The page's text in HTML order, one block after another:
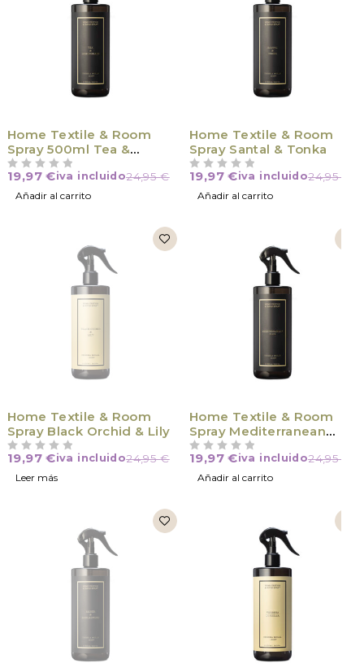
Home Textile & Room
Spray 500ml Tea &
Lemongrass
24,95€
19,97€iva incluido
Añadir al carrito
Home Textile & Room
Spray Santal & Tonka
24,95
19,97€iva incluido
Añadir al carrito
VÍCTIMA DE SU ÉXITO
Home Textile & Room
Spray Black Orchid & Lily
24,95€
19,97€iva incluido
Leer más
Home Textile & Room
Spray Mediterranean
Blue
24,95
19,97€iva incluido
Añadir al carrito